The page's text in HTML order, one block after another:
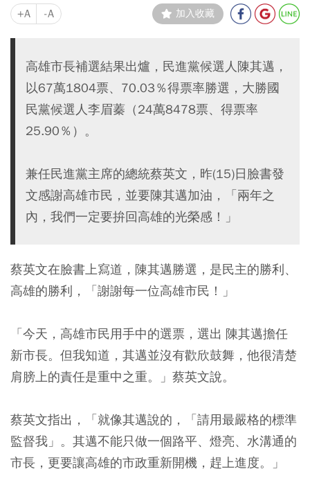
+A -A 加入收藏
高雄市長補選結果出爐，民進黨候選人陳其邁，
以67萬1804票、70.03％得票率勝選，大勝國
民黨候選人李眉蓁（24萬8478票、得票率
25.90％）。
兼任民進黨主席的總統蔡英文，昨(15)日臉書發
文感謝高雄市民，並要陳其邁加油，「兩年之
內，我們一定要拚回高雄的光榮感！」
蔡英文在臉書上寫道，陳其邁勝選，是民主的勝利、
高雄的勝利，「謝謝每一位高雄市民！」
「今天，高雄市民用手中的選票，選出 陳其邁擔任
新市長。但我知道，其邁並沒有歡欣鼓舞，他很清楚
肩膀上的責任是重中之重。」蔡英文說。
蔡英文指出，「就像其邁說的，「請用最嚴格的標準
監督我」。其邁不能只做一個路平、燈亮、水溝通的
市長，更要讓高雄的市政重新開機，趕上進度。」